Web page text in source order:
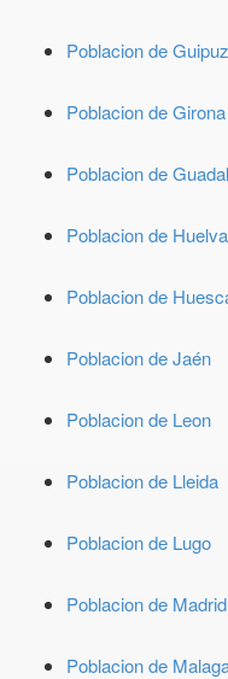
Poblacion de
Poblacion de Girona
Poblacion de
Poblacion de Huelva
Poblacion de
Poblacion de Jaén
Poblacion de Leon
Poblacion de Lleida
Poblacion de Lugo
Poblacion de Madrid
Poblacion de